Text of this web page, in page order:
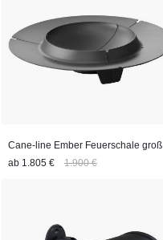
Cane-line Ember Feuerschale groß
ab 1.805 € 1.900 €